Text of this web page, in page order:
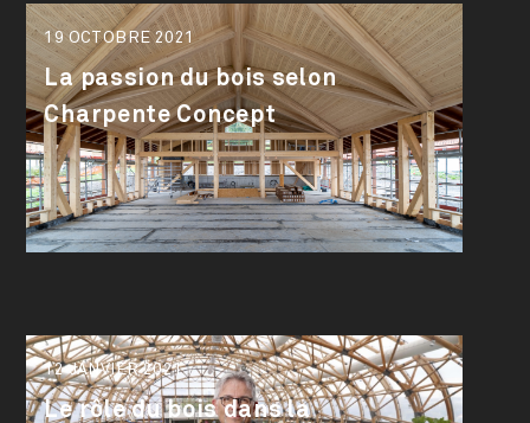
19 OCTOBRE 2021
La passion du bois selon
Charpente Concept
12 JANVIER 2021
Le rôle du bois dans la